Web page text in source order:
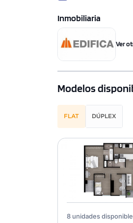
Inmobiliaria
Ver
Modelos
FLAT DÚPLEX
8 unidades